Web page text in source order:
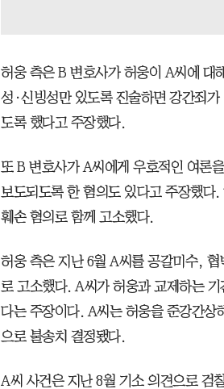
허웅 측은 B 변호사가 허웅이 A씨에 대
성·신빙성만 있도록 진술하면 강간죄
도록 했다고 주장했다.
또 B 변호사가 A씨에게 우호적인 여론
보도되도록 한 혐의도 있다고 주장했다
훼손 혐의로 함께 고소했다.
허웅 측은 지난 6월 A씨를 공갈미수,
로 고소했다. A씨가 허웅과 교제하는
다는 주장이다. A씨는 허웅을 준강간상
으로 불송치 결정됐다.
A씨 사건은 지난 8월 기소 의견으로 검